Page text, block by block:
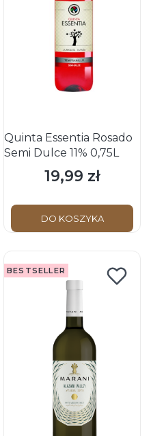
Quinta Essentia Rosado
Semi Dulce 11% 0,75L
Cena
19,99 zł
DO KOSZYKA
BESTSELLER